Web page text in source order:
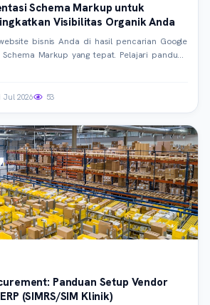
Schema Markup untuk
Visibilitas Organik Anda
bisnis Anda di hasil pencarian Google
Markup yang tepat. Pelajari panduan
Jul 2026 53
Panduan Setup Vendor
(SIMRS/SIM Klinik)